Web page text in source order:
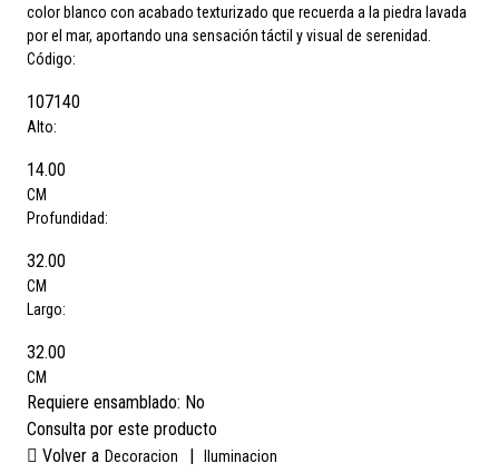
color blanco con acabado texturizado que recuerda a la piedra lavada
por el mar, aportando una sensación táctil y visual de serenidad.
Código:
107140
Alto:
14.00
CM
Profundidad:
32.00
CM
Largo:
32.00
CM
Requiere ensamblado: No
Consulta por este producto
Volver a Decoracion Iluminacion